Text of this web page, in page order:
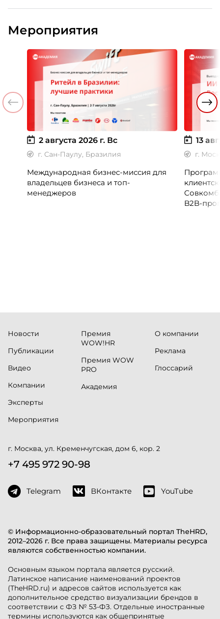
Мероприятия
2 августа 2026 г. Вс
г. Сан-Паулу, Бразилия
Международная бизнес-миссия для
владельцев бизнеса и топ-
менеджеров
13
г.
B2B-
© Информационно-образовательный портал TheHRD,
2012–2026 г. Все права защищены. Материалы ресурса
являются собственностью компании.
Основным языком портала является русский.
Латинское написание наименований проектов
(TheHRD.ru) и адресов сайтов используется как
дополнительное средство визуализации брендов в
соответствии с ФЗ № 53-ФЗ. Отдельные иностранные
термины используются как общепринятые
Новости
Публикации
Видео
Компании
Эксперты
Мероприятия
Премия
WOW!HR
Премия WOW
PRO
Академия
О компании
Реклама
Глоссарий
г. Москва, ул. Кременчугская, дом 6, кор. 2
+7 495 972 90-98
Telegram ВКонтакте YouTube